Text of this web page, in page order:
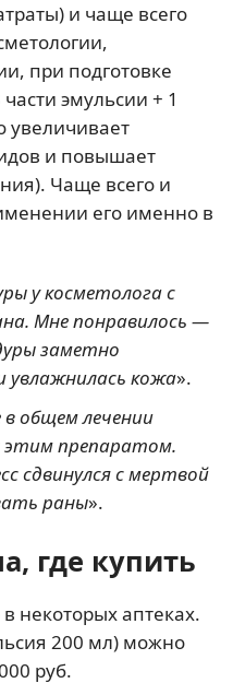
и чаще всего
при подготовке
эмульсии + 1
увеличивает
и повышает
Чаще всего и
его именно в
у косметолога с
Мне понравилось —
заметно
увлажнилась кожа».
в общем лечении
этим препаратом.
сдвинулся с мертвой
раны».
где купить
некоторых аптеках.
200 мл) можно
руб.